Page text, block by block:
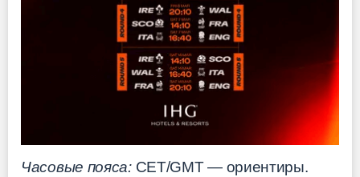
Часовые пояса:CET/GMT — ориентиры.